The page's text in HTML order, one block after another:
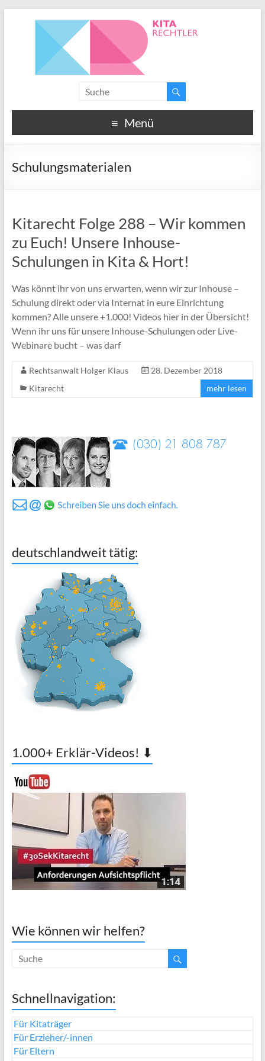
Menü
Schulungsmaterialen
Kitarecht Folge 288 – Wir kommen
zu Euch! Unsere Inhouse-
Schulungen in Kita & Hort!
Was könnt ihr von uns erwarten, wenn wir zur Inhouse –
Schulung direkt oder via Internat in eure Einrichtung
kommen? Alle unsere +1.000! Videos hier in der Übersicht!
Wenn ihr uns für unsere Inhouse-Schulungen oder Live-
Webinare bucht – was darf
Rechtsanwalt Holger Klaus
28. Dezember 2018
Kitarecht
mehr lesen
deutschlandweit tätig:
1.000+ Erklär-Videos! ⬇
Wie können wir helfen?
Schnellnavigation:
Für Kitaträger
Für Erzieher/-innen
Für Eltern